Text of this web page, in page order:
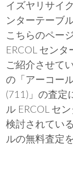
イズヤリサイ
ンターテーブ
こちらのペー
ERCOL セン
ご紹介させて
の「アーコー
(711)」の査定
ル ERCOL セ
検討されてい
ルの無料査定